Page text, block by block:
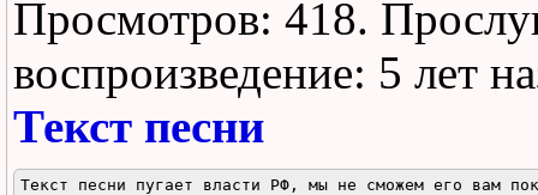
Просмотров: 418.
воспроизведение: 5 лет
Текст песни
Текст песни пугает власти РФ, мы не сможем его вам